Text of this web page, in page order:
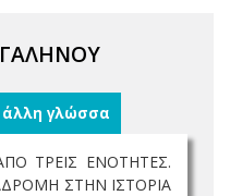
γλώσσα
ΤΡΕΙΣ ΕΝΟΤΗΤΕΣ.
ΣΤΗΝ ΙΣΤΟΡΙΑ